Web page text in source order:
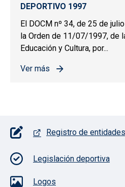
DEPORTIVO 1997
El DOCM nº 34, de 25 de
la Orden de 11/07/1997, de
Educación y Cultura, por...
Ver más
sobre PREMIOS Y
Pie de página con
Registro de entidades
Legislación deportiva
Logos